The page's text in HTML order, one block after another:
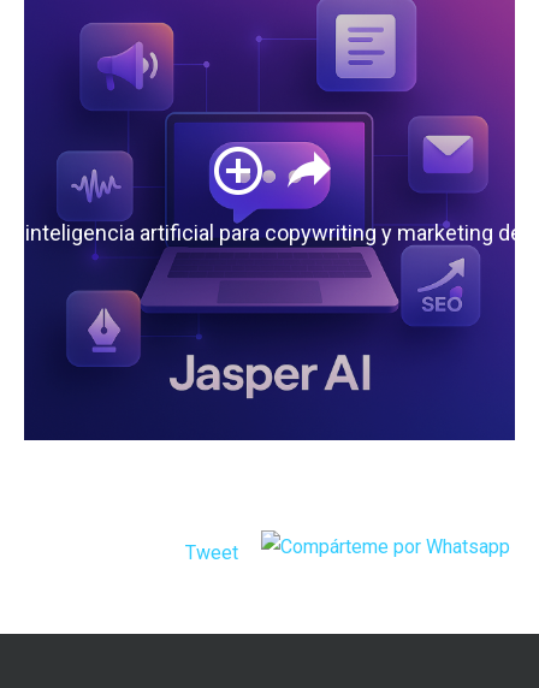
la inteligencia artificial para copywriting y marketing de
Tweet